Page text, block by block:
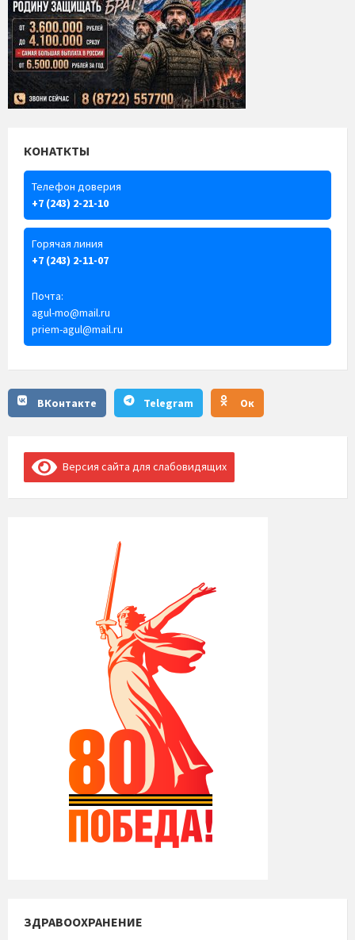
КОНАТКТЫ
Телефон доверия
+7 (243) 2-21-10
Горячая линия
+7 (243) 2-11-07
Почта:
agul-mo@mail.ru
priem-agul@mail.ru
ВКонтакте Telegram Ок
Версия сайта для слабовидящих
ЗДРАВООХРАНЕНИЕ